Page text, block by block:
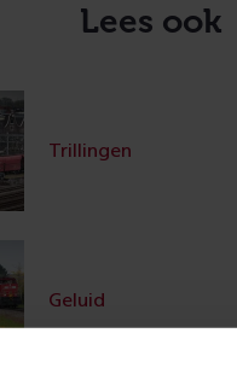
Lees ook
Trillingen
Geluid